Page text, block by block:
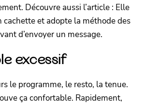
Découvre aussi l’article : Elle
cachette et adopte la méthode des
d’envoyer un message.
excessif
le programme, le resto, la tenue.
ça confortable. Rapidement,